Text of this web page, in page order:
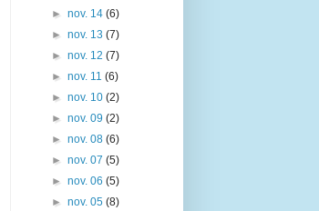
► nov. 14 (6)
► nov. 13 (7)
► nov. 12 (7)
► nov. 11 (6)
► nov. 10 (2)
► nov. 09 (2)
► nov. 08 (6)
► nov. 07 (5)
► nov. 06 (5)
► nov. 05 (8)